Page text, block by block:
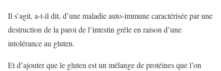
Il s’agit, a-t-il dit, d’une maladie auto-immune caractérisée par une
destruction de la paroi de l’intestin grêle en raison d’une
intolérance au gluten.
Et d’ajouter que le gluten est un mélange de protéines que l’on